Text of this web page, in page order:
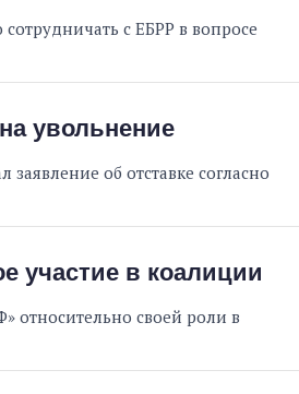
с ЕБРР в вопросе
увольнение
об отставке согласно
участие в коалиции
относительно своей роли в
за лето: Киев и